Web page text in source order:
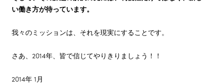
い働き方が待っています。
我々のミッションは、それを現実にすることです。
さあ、2014年、皆で信じてやりきりましょう！！
2014年 1月